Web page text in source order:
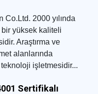
2000 yılında
bir yüksek kaliteli
Araştırma ve
alanlarında
işletmesidir...
Sertifikalı